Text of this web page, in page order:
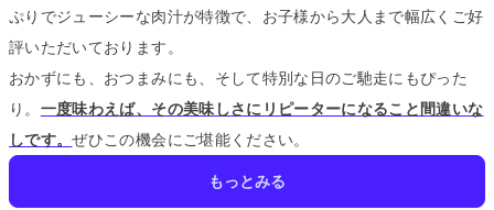
ぷりでジューシーな肉汁が特徴で、お子様から大人まで幅広くご好
評いただいております。
おかずにも、おつまみにも、そして特別な日のご馳走にもぴった
り。 一度味わえば、その美味しさにリピーターになること間違いな
しです。ぜひこの機会にご堪能ください。
もっとみる